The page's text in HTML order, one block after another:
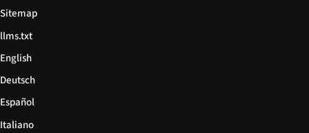
Sitemap
llms.txt
English
Deutsch
Español
Italiano